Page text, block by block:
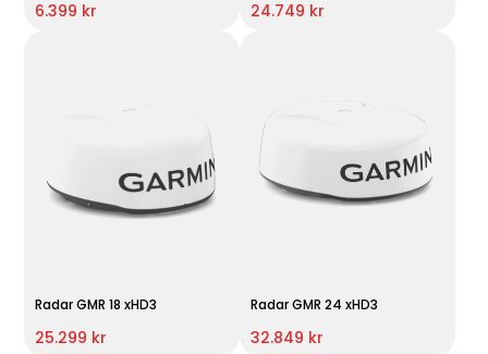
6.399 kr 24.749 kr
Radar GMR 18 xHD3
25.299 kr
Radar GMR 24 xHD3
32.849 kr